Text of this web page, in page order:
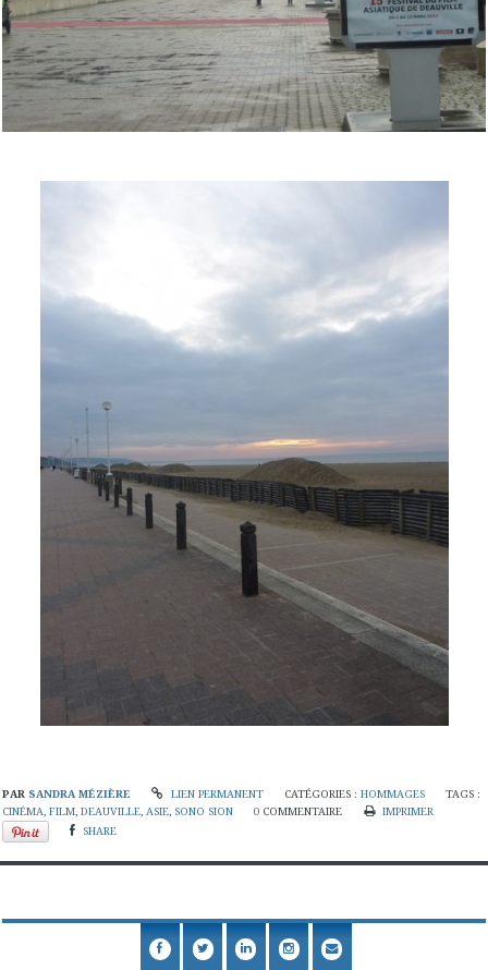
PAR SANDRA MÉZIÈRE LIEN PERMANENT CATÉGORIES :HOMMAGES
TAGS :
CINÉMA, FILM, DEAUVILLE, ASIE, SONO SION 0 COMMENTAIRE
IMPRIMER
SHARE